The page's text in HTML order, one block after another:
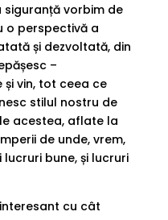
siguranță vorbim de
o perspectivă a
și dezvoltată, din
–
vin, tot ceea ce
stilul nostru de
acestea, aflate la
de unde, vrem,
bune, și lucruri
cu cât